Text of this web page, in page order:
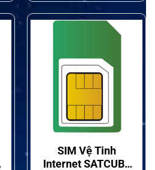
SIM Vệ Tinh
Internet SATCUBE